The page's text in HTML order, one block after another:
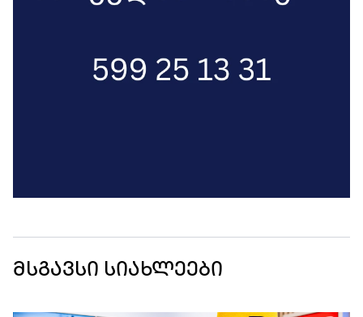
მსგავსი სიახლეები